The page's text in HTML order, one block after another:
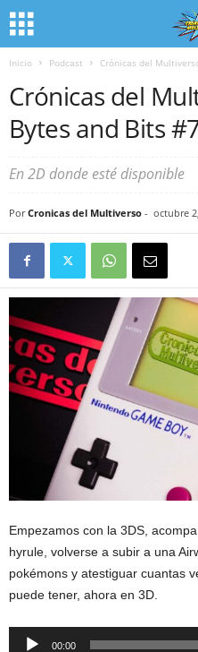
Inicio Podcast Crónicas del
Crónicas del
Bytes and Bits
En 2D donde esté disponible
Por Cronicas del Multiverso - octubre
Empezamos con la 3DS,
hyrule, volverse a subir a una
pokémons y atestiguar cuantas
puede tener, ahora en 3D.
Reproductor
00:00